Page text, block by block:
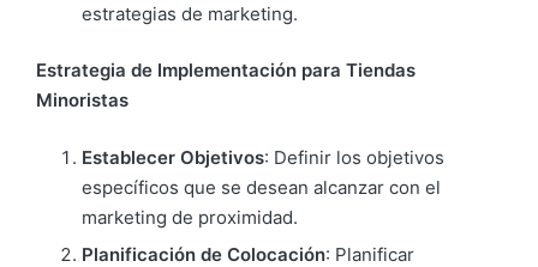
estrategias de marketing.
Estrategia de Implementación para Tiendas
Minoristas
Establecer Objetivos: Definir los objetivos
específicos que se desean alcanzar con el
marketing de proximidad.
Planificación de Colocación: Planificar